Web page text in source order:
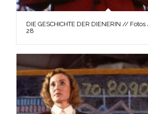
DIE GESCHICHTE DER DIENERIN //
28